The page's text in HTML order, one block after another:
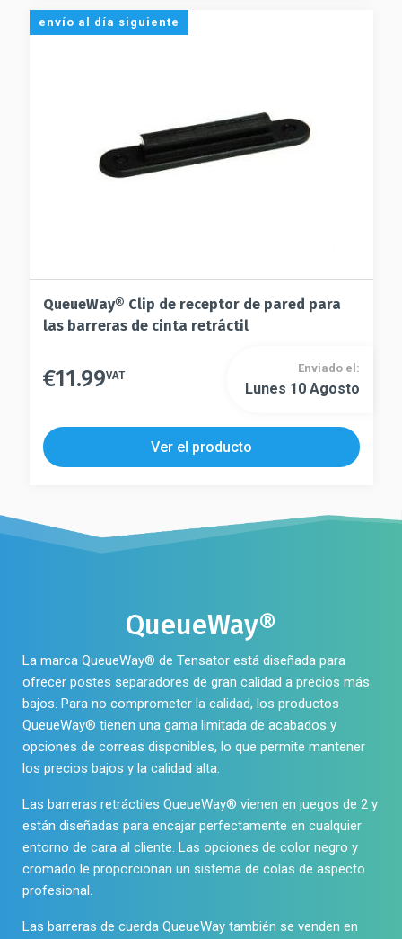
se
Las
opciones
envío al día siguiente
QueueWay® Clip de receptor de pared para
las barreras de cinta retráctil
€11.99VAT
Enviado el:
Lunes 10 Agosto
Ver el producto
QueueWay®
La marca QueueWay® de Tensator está diseñada para
ofrecer postes separadores de gran calidad a precios más
bajos. Para no comprometer la calidad, los productos
QueueWay® tienen una gama limitada de acabados y
opciones de correas disponibles, lo que permite mantener
los precios bajos y la calidad alta.
Las barreras retráctiles QueueWay® vienen en juegos de 2 y
están diseñadas para encajar perfectamente en cualquier
entorno de cara al cliente. Las opciones de color negro y
cromado le proporcionan un sistema de colas de aspecto
profesional.
Las barreras de cuerda QueueWay también se venden en